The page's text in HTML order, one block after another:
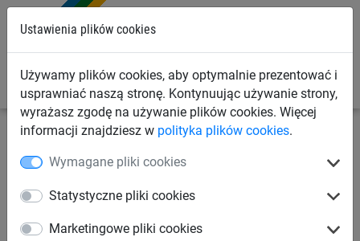
Ustawienia plików cookies
Używamy plików cookies, aby optymalnie prezentować i
usprawniać naszą stronę. Kontynuując używanie strony,
wyrażasz zgodę na używanie plików cookies. Więcej
informacji znajdziesz w polityka plików cookies.
Wymagane pliki cookies
Statystyczne pliki cookies
Marketingowe pliki cookies
Skakanka z tworzywa
syntetycznego (2,73 m)